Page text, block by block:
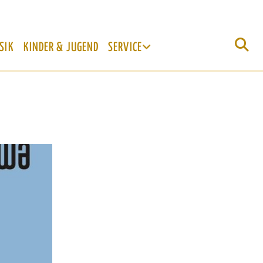
KINDER & JUGEND SERVICE